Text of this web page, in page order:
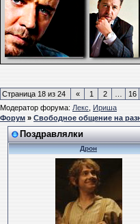
Страница 18 из 24 « 1 2 16
Модератор форума:Лекс,Ириша
Форум»Свободное общение на
Поздравлялки
Дрон